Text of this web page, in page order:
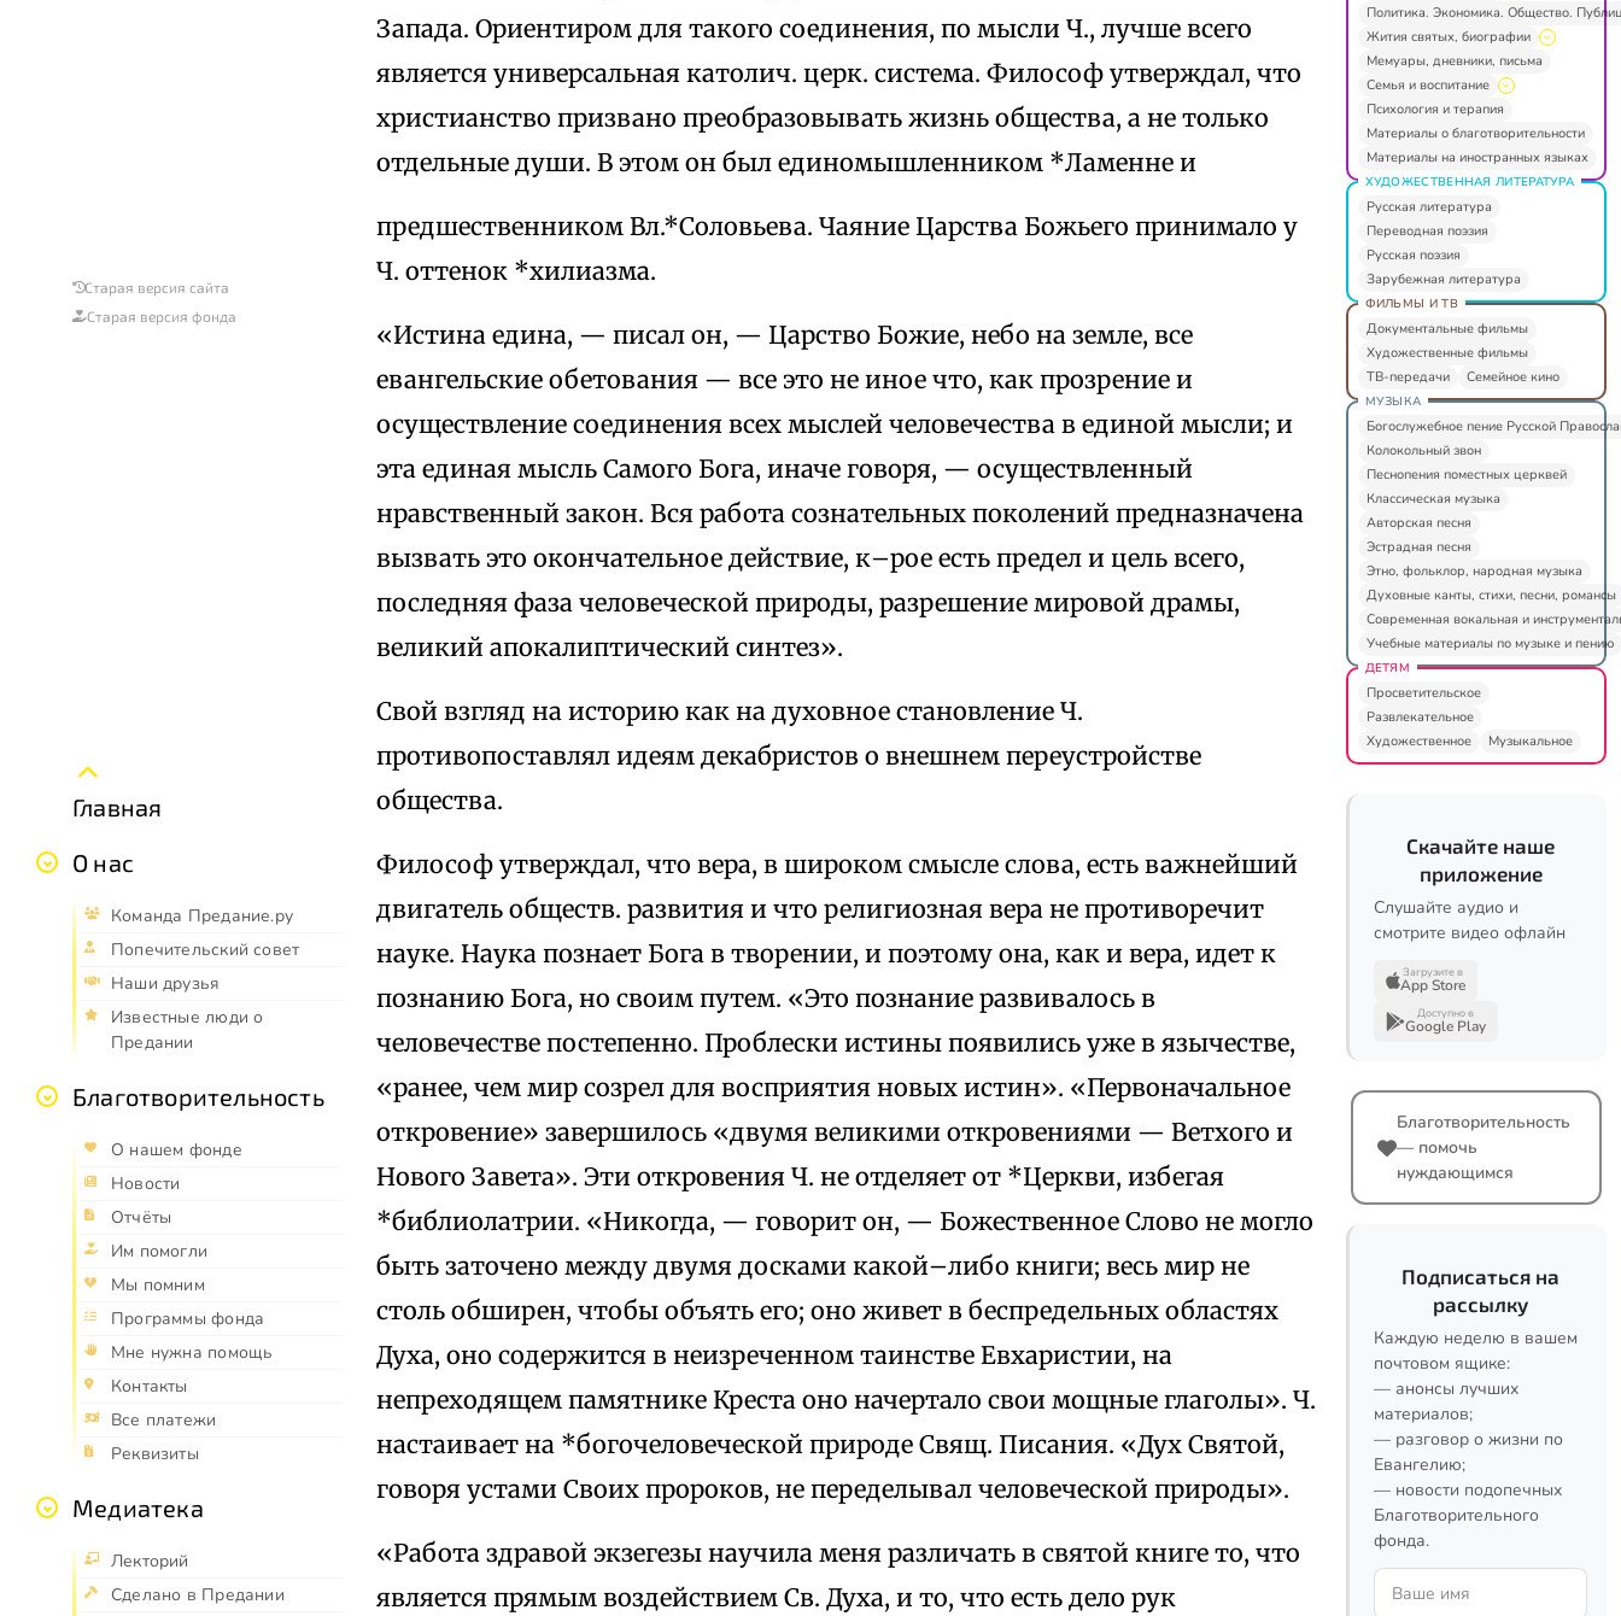
Старая версия сайта
Старая версия фонда
Главная
О нас
Команда Предание.ру
Попечительский совет
Наши друзья
Известные люди о
Предании
Благотворительность
О нашем фонде
Новости
Отчёты
Им помогли
Мы помним
Программы фонда
Мне нужна помощь
Контакты
Все платежи
Реквизиты
Медиатека
Лекторий
Сделано в Предании
Запада. Ориентиром для такого соединения, по мысли Ч., лучше всего
является универсальная католич. церк. система. Философ утверждал, что
христианство призвано преобразовывать жизнь общества, а не только
отдельные души. В этом он был единомышленником *Ламенне и
предшественником Вл.*Соловьева. Чаяние Царства Божьего принимало у
Ч. оттенок *хилиазма.
«Истина едина, — писал он, — Царство Божие, небо на земле, все
евангельские обетования — все это не иное что, как прозрение и
осуществление соединения всех мыслей человечества в единой мысли; и
эта единая мысль Самого Бога, иначе говоря, — осуществленный
нравственный закон. Вся работа сознательных поколений предназначена
вызвать это окончательное действие, к–рое есть предел и цель всего,
последняя фаза человеческой природы, разрешение мировой драмы,
великий апокалиптический синтез».
Свой взгляд на историю как на духовное становление Ч.
противопоставлял идеям декабристов о внешнем переустройстве
общества.
Философ утверждал, что вера, в широком смысле слова, есть важнейший
двигатель обществ. развития и что религиозная вера не противоречит
науке. Наука познает Бога в творении, и поэтому она, как и вера, идет к
познанию Бога, но своим путем. «Это познание развивалось в
человечестве постепенно. Проблески истины появились уже в язычестве,
«ранее, чем мир созрел для восприятия новых истин». «Первоначальное
откровение» завершилось «двумя великими откровениями — Ветхого и
Нового Завета». Эти откровения Ч. не отделяет от *Церкви, избегая
*библиолатрии. «Никогда, — говорит он, — Божественное Слово не могло
быть заточено между двумя досками какой–либо книги; весь мир не
столь обширен, чтобы объять его; оно живет в беспредельных областях
Духа, оно содержится в неизреченном таинстве Евхаристии, на
непреходящем памятнике Креста оно начертало свои мощные глаголы». Ч.
настаивает на *богочеловеческой природе Свящ. Писания. «Дух Святой,
говоря устами Своих пророков, не переделывал человеческой природы».
«Работа здравой экзегезы научила меня различать в святой книге то, что
является прямым воздействием Св. Духа, и то, что есть дело рук
Политика. Экономика. Общество.
Жития святых, биографии
Мемуары, дневники, письма
Семья и воспитание
Психология и терапия
Материалы о благотворительности
Материалы на иностранных языках
ХУДОЖЕСТВЕННАЯ ЛИТЕРАТУРА
Русская литература
Переводная поэзия
Русская поэзия
Зарубежная литература
ФИЛЬМЫ И ТВ
Документальные фильмы
Художественные фильмы
ТВ-передачи
Семейное кино
МУЗЫКА
Богослужебное пение Русской
Колокольный звон
Песнопения поместных церквей
Классическая музыка
Авторская песня
Эстрадная песня
Этно, фольклор, народная музыка
Духовные канты, стихи, песни, романсы
Современная вокальная и
Учебные материалы по музыке и пению
ДЕТЯМ
Просветительское
Развлекательное
Художественное
Музыкальное
Скачайте наше
приложение
Слушайте аудио и
смотрите видео офлайн
Загрузите в
App Store
Доступно в
Google Play
Благотворительность
— помочь
нуждающимся
Подписаться на
рассылку
Каждую неделю в вашем
почтовом ящике:
— анонсы лучших
материалов;
— разговор о жизни по
Евангелию;
— новости подопечных
Благотворительного
фонда.